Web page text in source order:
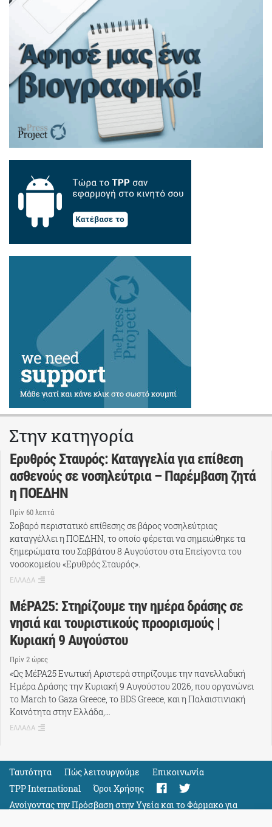
Στην κατηγορία
Ερυθρός Σταυρός: Καταγγελία για επίθεση
ασθενούς σε νοσηλεύτρια – Παρέμβαση ζητά
η ΠΟΕΔΗΝ
Πρίν 60 λεπτά
Σοβαρό περιστατικό επίθεσης σε βάρος νοσηλεύτριας
καταγγέλλει η ΠΟΕΔΗΝ, το οποίο φέρεται να σημειώθηκε τα
ξημερώματα του Σαββάτου 8 Αυγούστου στα Επείγοντα του
νοσοκομείου «Ερυθρός Σταυρός».
ΕΛΛΑΔΑ
ΜέΡΑ25: Στηρίζουμε την ημέρα δράσης σε
νησιά και τουριστικούς προορισμούς |
Κυριακή 9 Αυγούστου
Πρίν 2 ώρες
«Ως ΜέΡΑ25 Ενωτική Αριστερά στηρίζουμε την πανελλαδική
Ημέρα Δράσης την Κυριακή 9 Αυγούστου 2026, που οργανώνει
το March to Gaza Greece, το BDS Greece, και η Παλαιστινιακή
Κοινότητα στην Ελλάδα,…
ΕΛΛΑΔΑ
Ταυτότητα Πώς λειτουργούμε
Eπικοινωνία
TPP International
Όροι Χρήσης
Ανοίγοντας την Πρόσβαση στην Υγεία και το Φάρμακο για
Όλους